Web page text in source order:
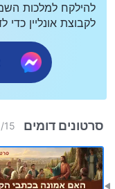
להילקח למלכות
לקבוצת אונליין
סרטונים דומים /15